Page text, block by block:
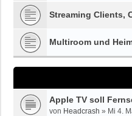
Streaming Clients,
Multiroom und
Apple TV soll
von Headcrash » Mi 4.